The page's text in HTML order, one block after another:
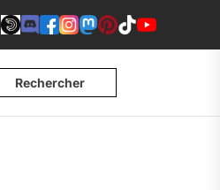
Rechercher